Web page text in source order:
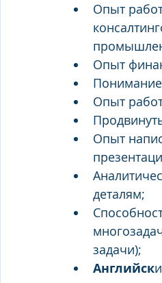
Опыт
Опыт
Понимание
Опыт
Опыт
деталям;
задачи);
Английск